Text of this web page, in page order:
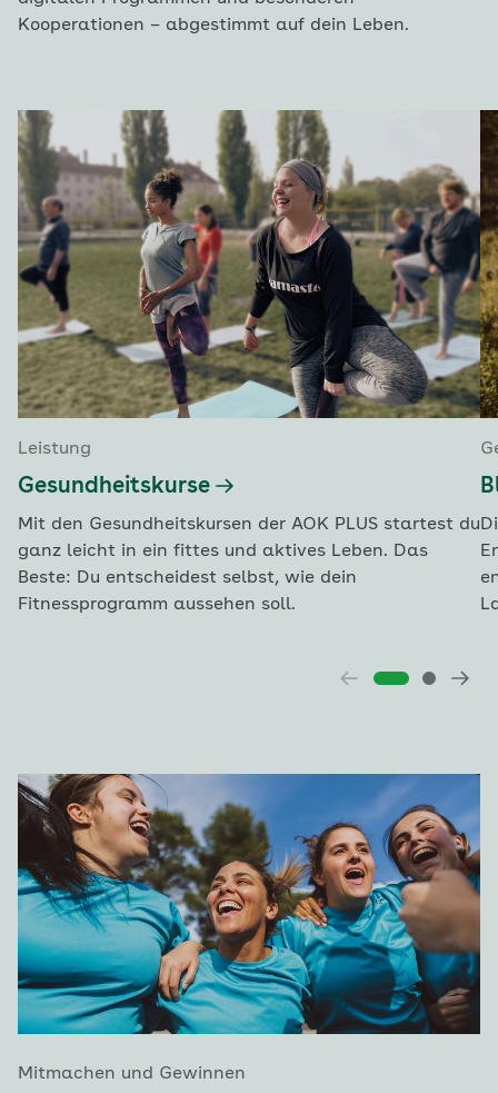
Kooperationen – abgestimmt auf dein Leben.
Aktuell auf Seite: 1
Leistung
Gesundheitskurse
Mit den Gesundheitskursen der AOK PLUS startest du
ganz leicht in ein fittes und aktives Leben. Das
Beste: Du entscheidest selbst, wie dein
Fitnessprogramm aussehen soll.
Mitmachen und Gewinnen